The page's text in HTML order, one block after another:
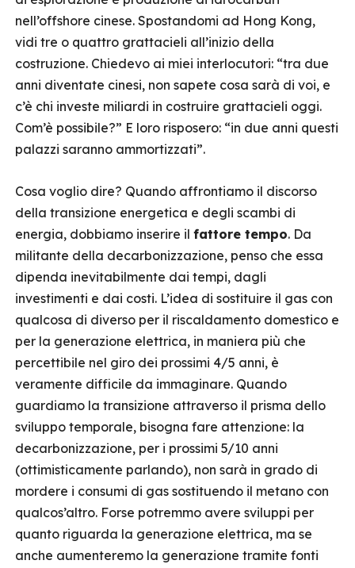
nell’offshore cinese. Spostandomi ad Hong Kong,
vidi tre o quattro grattacieli all’inizio della
costruzione. Chiedevo ai miei interlocutori: “tra due
anni diventate cinesi, non sapete cosa sarà di voi, e
c’è chi investe miliardi in costruire grattacieli oggi.
Com’è possibile?” E loro risposero: “in due anni questi
palazzi saranno ammortizzati”.
Cosa voglio dire? Quando affrontiamo il discorso
della transizione energetica e degli scambi di
energia, dobbiamo inserire il fattore tempo. Da
militante della decarbonizzazione, penso che essa
dipenda inevitabilmente dai tempi, dagli
investimenti e dai costi. L’idea di sostituire il gas con
qualcosa di diverso per il riscaldamento domestico e
per la generazione elettrica, in maniera più che
percettibile nel giro dei prossimi 4/5 anni, è
veramente difficile da immaginare. Quando
guardiamo la transizione attraverso il prisma dello
sviluppo temporale, bisogna fare attenzione: la
decarbonizzazione, per i prossimi 5/10 anni
(ottimisticamente parlando), non sarà in grado di
mordere i consumi di gas sostituendo il metano con
qualcos’altro. Forse potremmo avere sviluppi per
quanto riguarda la generazione elettrica, ma se
anche aumenteremo la generazione tramite fonti